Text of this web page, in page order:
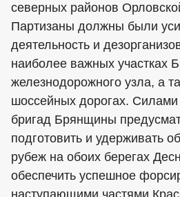
северных районов
Партизаны должны были
деятельность и
наиболее важных участках
железнодорожного узла, а
шоссейных дорогах. Силами
бригад Брянщины
подготовить и удерживать
рубеж на обоих берегах
обеспечить успешное
наступающими частями